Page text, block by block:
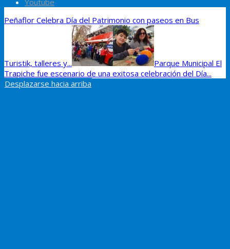
Youtube
Peñaflor Celebra Día del Patrimonio con paseos en Bus
Turistik, talleres y...
Parque Municipal El
Trapiche fue escenario de una exitosa celebración del Día...
Desplazarse hacia arriba